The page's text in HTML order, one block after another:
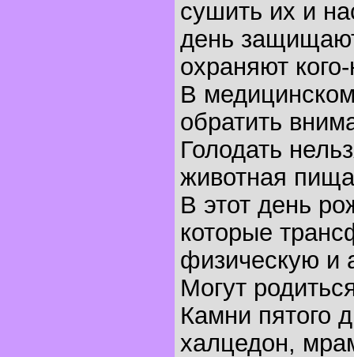
сушить их и
день
охраняют
В
обратить
Голодать
животная
В этот день
которые
физическую и
Могут
Камни пятого
халцедон,